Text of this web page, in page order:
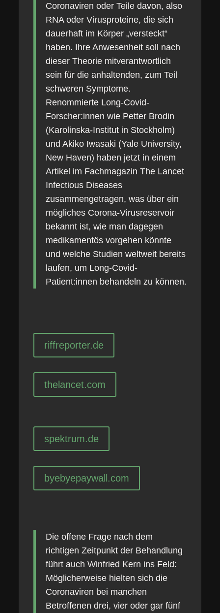
Coronaviren oder Teile davon, also
RNA oder Virusproteine, die sich
dauerhaft im Körper „versteckt“
haben. Ihre Anwesenheit soll nach
dieser Theorie mitverantwortlich
sein für die anhaltenden, zum Teil
schweren Symptome.
Renommierte Long-Covid-
Forscher:innen wie Petter Brodin
(Karolinska-Institut in Stockholm)
und Akiko Iwasaki (Yale University,
New Haven) haben jetzt in einem
Artikel im Fachmagazin The Lancet
Infectious Diseases
zusammengetragen, was über ein
mögliches Corona-Virusreservoir
bekannt ist, wie man dagegen
medikamentös vorgehen könnte
und welche Studien weltweit bereits
laufen, um Long-Covid-
Patient:innen behandeln zu können.
riffreporter.de
thelancet.com
spektrum.de
byebyepaywall.com
Die offene Frage nach dem
richtigen Zeitpunkt der Behandlung
führt auch Winfried Kern ins Feld:
Möglicherweise hielten sich die
Coronaviren bei manchen
Betroffenen drei, vier oder gar fünf